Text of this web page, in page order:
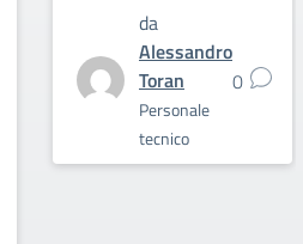
da
Alessandro
Toran
Personale
tecnico
0